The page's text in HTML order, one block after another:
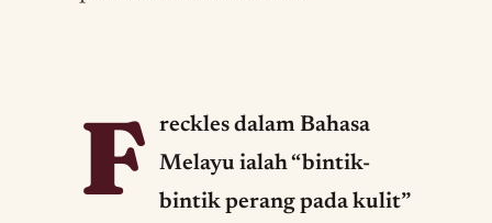
F
reckles dalam Bahasa
Melayu ialah “bintik-
bintik perang pada kulit”